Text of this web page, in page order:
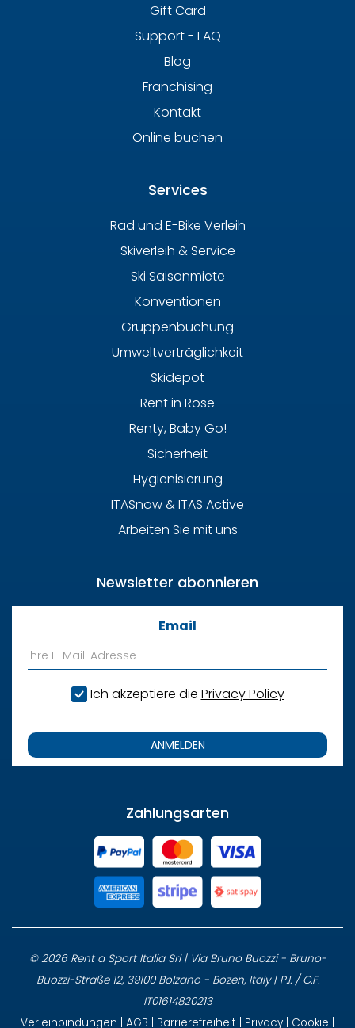
Gift Card
Support - FAQ
Blog
Franchising
Kontakt
Online buchen
Services
Rad und E-Bike Verleih
Skiverleih & Service
Ski Saisonmiete
Konventionen
Gruppenbuchung
Umweltverträglichkeit
Skidepot
Rent in Rose
Renty, Baby Go!
Sicherheit
Hygienisierung
ITASnow & ITAS Active
Arbeiten Sie mit uns
Newsletter abonnieren
Email
Ich akzeptiere die Privacy Policy
ANMELDEN
Zahlungsarten
© 2026 Rent a Sport Italia Srl | Via Bruno Buozzi - Bruno-
Buozzi-Straße 12, 39100 Bolzano - Bozen, Italy | P.I. / C.F.
IT01614820213
Verleihbindungen
AGB Barrierefreiheit Privacy Cookie